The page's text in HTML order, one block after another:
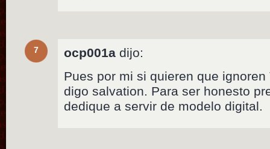
7 ocp001a dijo:
Pues por mi si quieren que
digo salvation. Para ser honesto
dedique a servir de modelo digital.